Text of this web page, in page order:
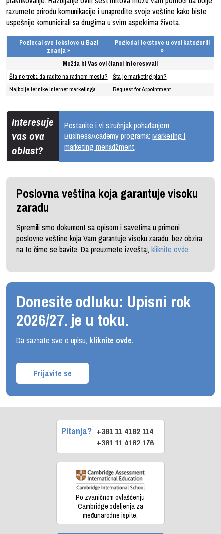
razumete prirodu komunikacije i unapredite svoje veštine kako biste
uspešnije komunicirali sa drugima u svim aspektima života.
Pogledaj sve tekstove u Bazi
znanja »
Pogledaj tekstove u ovoj kategoriji
»
Možda bi Vas ovi članci interesovali
Šta ne treba da radite na radnom mestu?
Šta je marketing plan?
Najbolje tehnike internet marketinga
Request for Appointment
Interesuje
vas ova
oblast?
Postanite i vi stručnjak pohađanjem
BusinessAcademy programa:Marketing i
marketing menadžment.
Poslovna veština koja garantuje visoku
zaradu
Spremili smo dokument sa opisom i savetima u primeni
poslovne veštine koja Vam garantuje visoku zaradu, bez obzira
na to čime se bavite. Da preuzmete izveštaj,kliknite ovde.
Donesite odluku: Upisni rok
2026/27. je u toku.
Da saznate sve o upisu, kliknite ovde.
Prijavite se
Pitanja? +381 11 4182 114
+381 11 4182 176
Po zvaničnom ovlašćenju
Cambridge odeljenja za
međunarodne ispite.